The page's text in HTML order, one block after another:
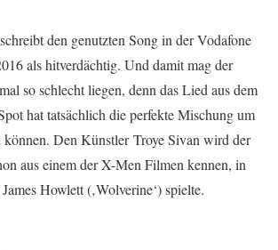
den genutzten Song in der Vodafone
als hitverdächtig. Und damit mag der
so schlecht liegen, denn das Lied aus dem
hat tatsächlich die perfekte Mischung um
können. Den Künstler Troye Sivan wird der
aus einem der X-Men Filmen kennen, in
Howlett (‚Wolverine‘) spielte.